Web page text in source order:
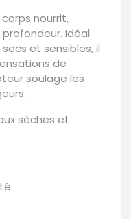
nourrit,
Idéal
et sensibles, il
de
soulage les
sèches et